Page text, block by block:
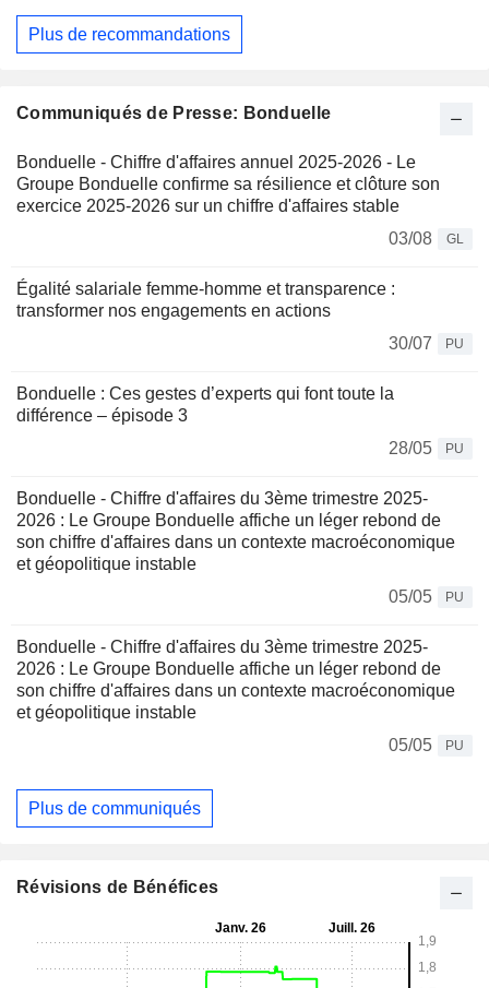
Plus de recommandations
Communiqués de Presse: Bonduelle
Bonduelle - Chiffre d'affaires annuel 2025-2026 - Le
Groupe Bonduelle confirme sa résilience et clôture son
exercice 2025-2026 sur un chiffre d'affaires stable
03/08
GL
Égalité salariale femme-homme et transparence :
transformer nos engagements en actions
30/07
PU
Bonduelle : Ces gestes d’experts qui font toute la
différence – épisode 3
28/05
PU
Bonduelle - Chiffre d'affaires du 3ème trimestre 2025-
2026 : Le Groupe Bonduelle affiche un léger rebond de
son chiffre d'affaires dans un contexte macroéconomique
et géopolitique instable
05/05
PU
Bonduelle - Chiffre d'affaires du 3ème trimestre 2025-
2026 : Le Groupe Bonduelle affiche un léger rebond de
son chiffre d'affaires dans un contexte macroéconomique
et géopolitique instable
05/05
PU
Plus de communiqués
Révisions de Bénéfices